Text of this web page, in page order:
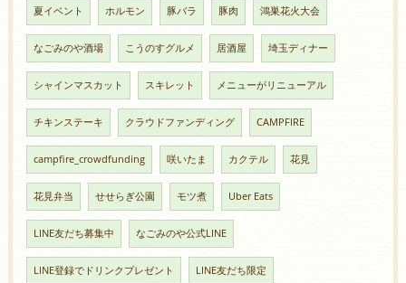
夏イベント ホルモン 豚バラ 豚肉 鴻巣花火大会
なごみのや酒場 こうのすグルメ 居酒屋 埼玉ディナー
シャインマスカット スキレット メニューがリニューアル
チキンステーキ クラウドファンディング CAMPFIRE
campfire_crowdfunding 咲いたま カクテル 花見
花見弁当 せせらぎ公園 モツ煮 Uber Eats
LINE友だち募集中 なごみのや公式LINE
LINE登録でドリンクプレゼント LINE友だち限定